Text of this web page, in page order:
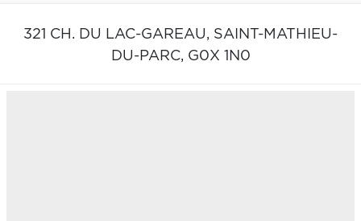
321 CH. DU LAC-GAREAU, SAINT-MATHIEU-
DU-PARC, G0X 1N0